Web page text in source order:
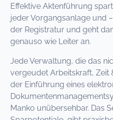
Effektive Aktenführung
jeder Vorgangsanlage und
der Registratur und geht
genauso wie Leiter an.
Jede Verwaltung, die das
vergeudet Arbeitskraft, Zeit
der Einführung eines
Manko unübersehbar. Das